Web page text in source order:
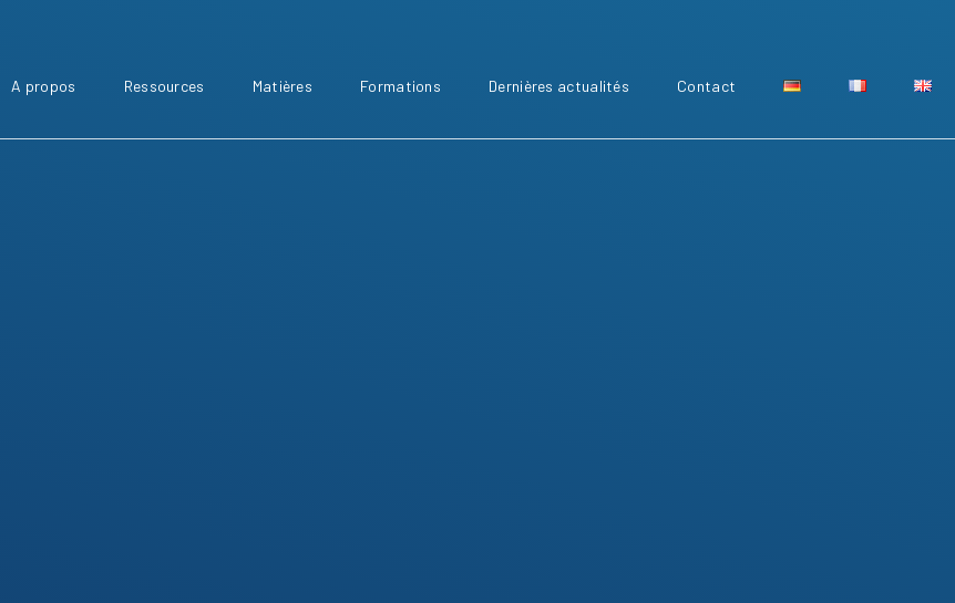
A propos Ressources Matières Formations Dernières actualités Contact